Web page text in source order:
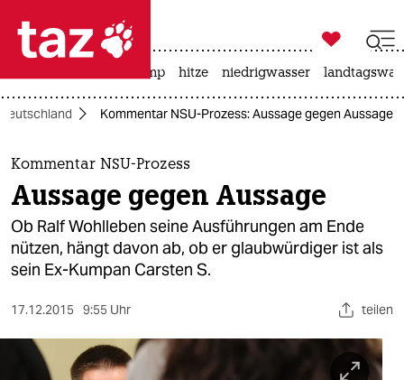
 taz zahl ich
taz zahl ich
themen
politik
öko
gesellschaft
sport

taz zahl ich
usa unter trump hitze niedrigwasser
Deutschland Kommentar NSU-Prozess: Aussage gegen Aussage
Kommentar NSU-Prozess
Aussage gegen Aussage
Ob Ralf Wohlleben seine Ausführungen am Ende
nützen, hängt davon ab, ob er glaubwürdiger ist als
sein Ex-Kumpan Carsten S.
17.12.2015 9:55 Uhr teilen